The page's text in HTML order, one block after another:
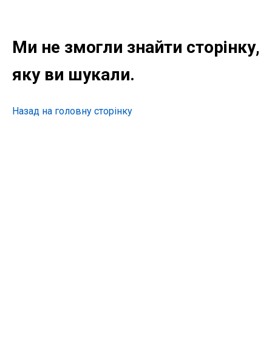
Ми не змогли знайти сторінку,
яку ви шукали.
Назад на головну сторінку